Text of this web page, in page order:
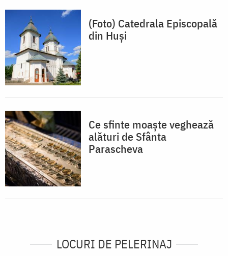
(Foto) Catedrala Episcopală
din Huși
Ce sfinte moaște veghează
alături de Sfânta
Parascheva
LOCURI DE PELERINAJ